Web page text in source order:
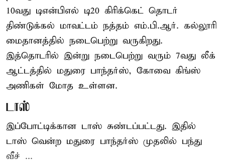
10வது டிஎன்பிஎல் டி20 கிரிக்கெட் தொடர்
திண்டுக்கல் மாவட்டம் நத்தம் எம்.பி.ஆர். கல்லூரி
மைதானத்தில் நடைபெற்று வருகிறது.
இத்தொடரில் இன்று நடைபெற்று வரும் 7வது லீக்
ஆட்டத்தில் மதுரை பாந்தர்ஸ், கோவை கிங்ஸ்
அணிகள் மோத உள்ளன.
டாஸ்
இப்போட்டிக்கான டாஸ் சுண்டப்பட்டது. இதில்
டாஸ் வென்ற மதுரை பாந்தர்ஸ் முதலில் பந்து
வீச் ...